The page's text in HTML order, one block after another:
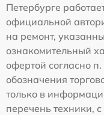
Петербурге
официальной
на ремонт,
ознакомительный
офертой согласно
обозначения
только в
перечень техники,